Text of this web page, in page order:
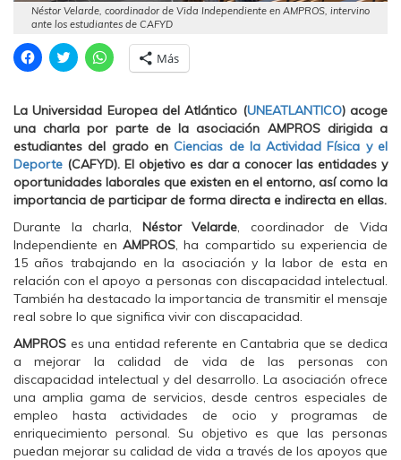
Néstor Velarde, coordinador de Vida Independiente en AMPROS, intervino
ante los estudiantes de CAFYD
H
a
i
a
r
a
c
o
m
a
r
t
i
r
e
n
F
a
c
e
b
o
o
S
e
a
b
H
a
i
c
p
a
r
a
c
o
m
a
r
t
i
r
e
n
T
w
t
t
e
r
(
S
e
a
b
r
H
a
l
i
c
a
r
a
c
o
m
a
r
t
i
r
e
n
W
h
t
p
p
(
b
Más
La Universidad Europea del Atlántico (UNEATLANTICO) acoge
una charla por parte de la asociación AMPROS dirigida a
estudiantes del grado enCiencias de la Actividad Física y el
Deporte (CAFYD). El objetivo es dar a conocer las entidades y
oportunidades laborales que existen en el entorno, así como la
importancia de participar de forma directa e indirecta en ellas.
Durante la charla, Néstor Velarde, coordinador de Vida
Independiente enAMPROS, ha compartido su experiencia de
15 años trabajando en la asociación y la labor de esta en
relación con el apoyo a personas con discapacidad intelectual.
También ha destacado la importancia de transmitir el mensaje
real sobre lo que significa vivir con discapacidad.
AMPROS es una entidad referente en Cantabria que se dedica
a mejorar la calidad de vida de las personas con
discapacidad intelectual y del desarrollo. La asociación ofrece
una amplia gama de servicios, desde centros especiales de
empleo hasta actividades de ocio y programas de
enriquecimiento personal. Su objetivo es que las personas
puedan mejorar su calidad de vida a través de los apoyos que